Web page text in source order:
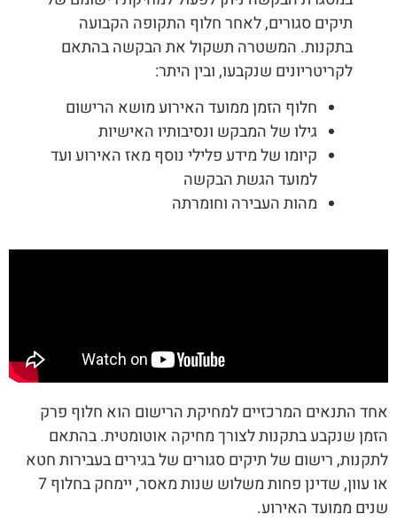
תיקים סגורים, לאחר חלוף התקופה הקבועה
בתקנות. המשטרה תשקול את הבקשה בהתאם
לקריטריונים שנקבעו, ובין היתר:
חלוף הזמן ממועד האירוע מושא הרישום
גילו של המבקש ונסיבותיו האישיות
קיומו של מידע פלילי נוסף מאז האירוע ועד
למועד הגשת הבקשה
מהות העבירה וחומרתה
אחד התנאים המרכזיים למחיקת הרישום הוא חלוף פרק
הזמן שנקבע בתקנות לצורך מחיקה אוטומטית. בהתאם
לתקנות, רישום של תיקים סגורים של בגירים בעבירות חטא
או עוון, שדינן פחות משלוש שנות מאסר, יימחק בחלוף 7
שנים ממועד האירוע.